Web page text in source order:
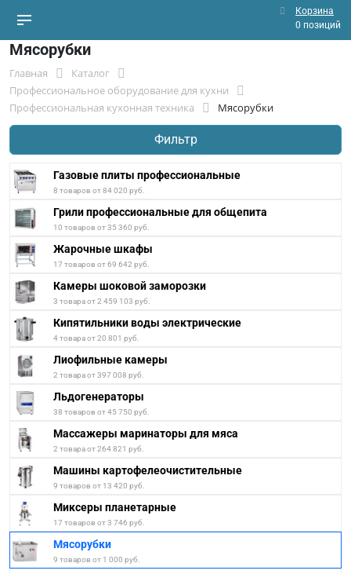
Корзина
0 позиций
Мясорубки
Главная
Каталог
Профессиональное оборудование для кухни
Профессиональная кухонная техника
Мясорубки
Фильтр
Газовые плиты профессиональные
8 товаров от 84 020 руб.
Грили профессиональные для общепита
10 товаров от 35 360 руб.
Жарочные шкафы
17 товаров от 69 642 руб.
Камеры шоковой заморозки
3 товара от 2 459 103 руб.
Кипятильники воды электрические
4 товара от 20 801 руб.
Лиофильные камеры
2 товара от 397 008 руб.
Льдогенераторы
38 товаров от 45 750 руб.
Массажеры маринаторы для мяса
2 товара от 264 821 руб.
Машины картофелеочистительные
9 товаров от 13 420 руб.
Миксеры планетарные
17 товаров от 3 746 руб.
Мясорубки
9 товаров от 1 000 руб.